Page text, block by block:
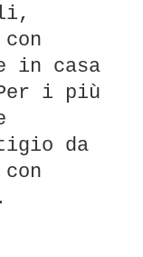
in casa
i più
da